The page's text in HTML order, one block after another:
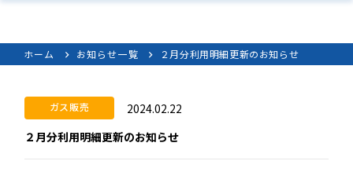
ホーム お知らせ一覧 ２月分利用明細更新のお知らせ
ガス販売
2024.02.22
２月分利用明細更新のお知らせ